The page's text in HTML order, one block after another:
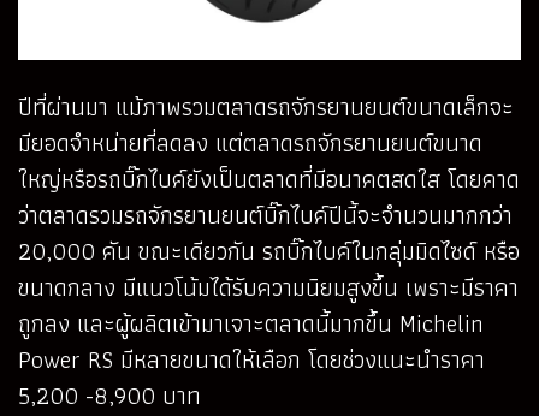
ปีที่ผ่านมา แม้ภาพรวมตลาดรถจักรยานยนต์ขนาดเล็กจะ
มียอดจำหน่ายที่ลดลง แต่ตลาดรถจักรยานยนต์ขนาด
ใหญ่หรือรถบิ๊กไบค์ยังเป็นตลาดที่มีอนาคตสดใส โดยคาด
ว่าตลาดรวมรถจักรยานยนต์บิ๊กไบค์ปีนี้จะจำนวนมากกว่า
20,000 คัน ขณะเดียวกัน รถบิ๊กไบค์ในกลุ่มมิดไซด์ หรือ
ขนาดกลาง มีแนวโน้มได้รับความนิยมสูงขึ้น เพราะมีราคา
ถูกลง และผู้ผลิตเข้ามาเจาะตลาดนี้มากขึ้น Michelin
Power RS มีหลายขนาดให้เลือก โดยช่วงแนะนําราคา
5,200 -8,900 บาท